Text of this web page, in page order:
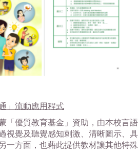
」流動應用程式
「優質教育基金」資助，由本校言
視覺及聽覺感知刺激、清晰圖示、
一方面，也藉此提供教材讓其他特